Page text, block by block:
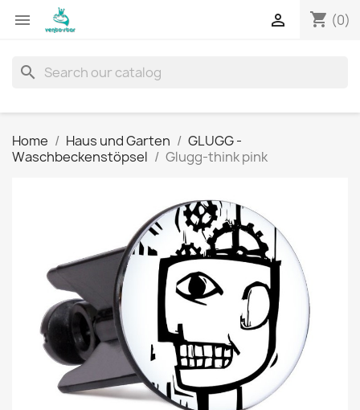
 shopping_cart (0)

search
Home Haus und Garten
GLUGG -
Waschbeckenstöpsel
Glugg-think pink